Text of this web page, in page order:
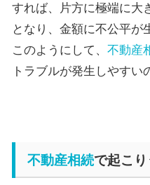
すれば、片方に極端に大
となり、金額に不公平が
このようにして、 不動産
トラブルが発生しやすい
不動産相続で起こ